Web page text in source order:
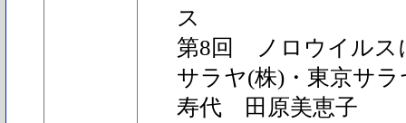
ス
第8回 ノロウイルス
サラヤ(株)・東京サ
寿代 田原美恵子